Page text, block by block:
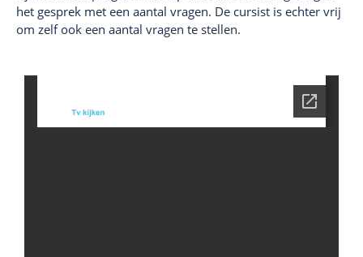
het gesprek met een aantal vragen. De cursist is echter vrij
om zelf ook een aantal vragen te stellen.